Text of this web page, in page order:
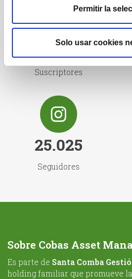
Permitir la
Solo usar cookies
222.000
Suscriptores
25.025
Seguidores
Sobre Cobas Asset
Es parte de Santa Comba
holding familiar que promueve